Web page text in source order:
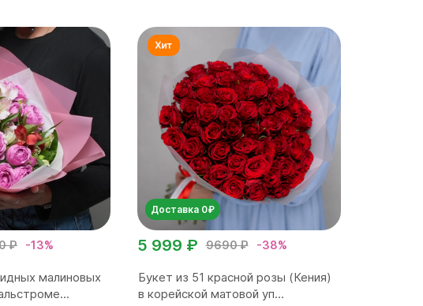
₽ -13%
малиновых
Доставка 0₽
9690 ₽ -38%
5 999 ₽
Букет из 51 красной розы (Кения)
в корейской матовой уп...